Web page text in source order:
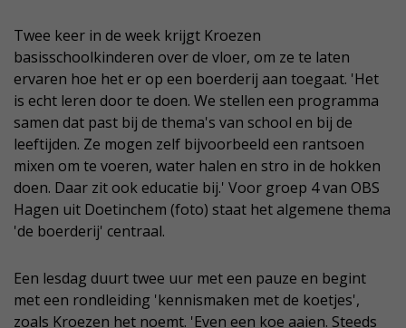
Twee keer in de week krijgt Kroezen
basisschoolkinderen over de vloer, om ze te laten
ervaren hoe het er op een boerderij aan toegaat. 'Het
is echt leren door te doen. We stellen een programma
samen dat past bij de thema's van school en bij de
leeftijden. Ze mogen zelf bijvoorbeeld een rantsoen
mixen om te voeren, water halen en stro in de hokken
doen. Daar zit ook educatie bij.' Voor groep 4 van OBS
Hagen uit Doetinchem (foto) staat het algemene thema
'de boerderij' centraal.
Een lesdag duurt twee uur met een pauze en begint
met een rondleiding 'kennismaken met de koetjes',
zoals Kroezen het noemt. 'Even een koe aaien. Steeds